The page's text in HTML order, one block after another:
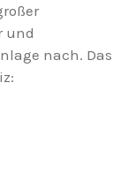
und
nach. Das